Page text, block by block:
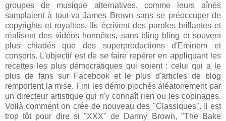
groupes de musique alternatives, comme leurs aînés
samplaient à tout-va James Brown sans se préoccuper de
copyrights et royalties. Ils écrivent des paroles brillantes et
réalisent des vidéos honnêtes, sans bling bling et souvent
plus chiadés que des superproductions d'Eminem et
consorts. L'objectif est de se faire repérer en appliquant les
recettes les plus démocratiques qui soient : celui qui a le
plus de fans sur Facebook et le plus d'articles de blog
remportent la mise. Fini les démo piochés aléatoirement par
un directeur artistique qui n'y connaît rien ou les copinages.
Voilà comment on crée de nouveau des "Classiques". Il est
trop tôt pour dire si "XXX" de Danny Brown, "The Bake